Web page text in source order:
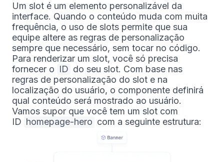
Um slot é um elemento personalizável da
interface. Quando o conteúdo muda com muita
frequência, o uso de slots permite que sua
equipe altere as regras de personalização
sempre que necessário, sem tocar no código.
Para renderizar um slot, você só precisa
fornecer o ID do seu slot. Com base nas
regras de personalização do slot e na
localização do usuário, o componente definirá
qual conteúdo será mostrado ao usuário.
Vamos supor que você tem um slot com
ID homepage-hero com a seguinte estrutura: